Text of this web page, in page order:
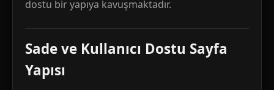
dostu bir yapıya kavuşmaktadır.
Sade ve Kullanıcı Dostu Sayfa
Yapısı